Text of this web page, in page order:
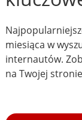
miesiąca w
internautów.
na Twojej